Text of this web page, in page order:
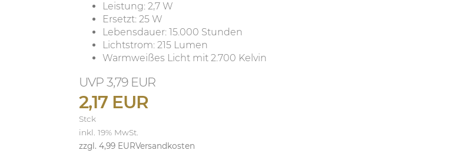
Leistung: 2,7 W
Ersetzt: 25 W
Lebensdauer: 15.000 Stunden
Lichtstrom: 215 Lumen
Warmweißes Licht mit 2.700 Kelvin
3,79 EUR
2,17 EUR
Stck
inkl. 19% MwSt.
zzgl. 4,99 EURVersandkosten